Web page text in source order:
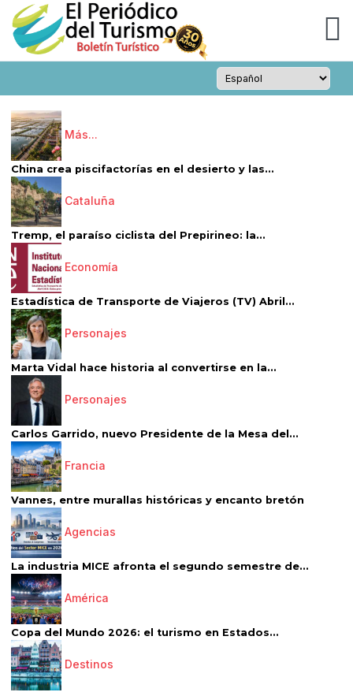
Más...
China crea piscifactorías en el desierto y las...
Cataluña
Tremp, el paraíso ciclista del Prepirineo: la...
Economía
Estadística de Transporte de Viajeros (TV) Abril...
Personajes
Marta Vidal hace historia al convertirse en la...
Personajes
Carlos Garrido, nuevo Presidente de la Mesa del...
Francia
Vannes, entre murallas históricas y encanto bretón
Agencias
La industria MICE afronta el segundo semestre de...
América
Copa del Mundo 2026: el turismo en Estados...
Destinos